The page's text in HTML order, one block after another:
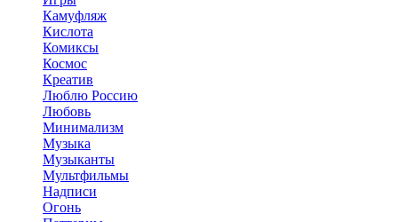
Камуфляж
Кислота
Комиксы
Космос
Креатив
Люблю Россию
Любовь
Минимализм
Музыка
Музыканты
Мультфильмы
Надписи
Огонь